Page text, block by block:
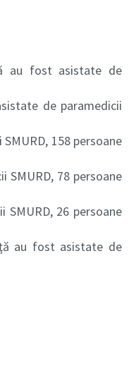
au fost asistate de
de paramedicii
158 persoane
78 persoane
26 persoane
au fost asistate de